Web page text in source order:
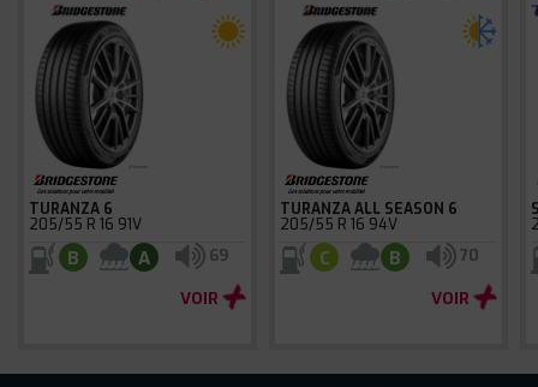
TURANZA 6
205/55 R 16 91V
B A 69
VOIR
TURANZA ALL SEASON 6
205/55 R 16 94V
C B 70
VOIR